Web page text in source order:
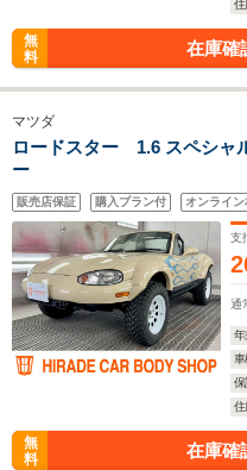
住
無
料
在庫確
マツダ
ロードスター 1.6 スペシャ
ー
販売店保証 購入プラン付 オンライ
支
通
年
車
保
住
無
料
在庫確